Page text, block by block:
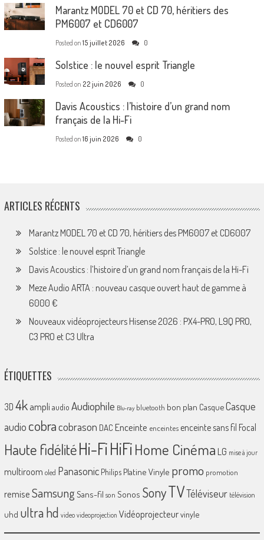
Marantz MODEL 70 et CD 70, héritiers des
PM6007 et CD6007
Posted on 15 juillet 2026 0
Solstice : le nouvel esprit Triangle
Posted on 22 juin 2026 0
Davis Acoustics : l’histoire d’un grand nom
français de la Hi-Fi
Posted on 16 juin 2026 0
ARTICLES RÉCENTS
Marantz MODEL 70 et CD 70, héritiers des PM6007 et CD6007
Solstice : le nouvel esprit Triangle
Davis Acoustics : l’histoire d’un grand nom français de la Hi-Fi
Meze Audio ARTA : nouveau casque ouvert haut de gamme à
6000 €
Nouveaux vidéoprojecteurs Hisense 2026 : PX4-PRO, L9Q PRO,
C3 PRO et C3 Ultra
ÉTIQUETTES
3D 4k ampliaudio Audiophile Blu-ray bluetooth bon plan CasqueCasque
audio cobracobrason DAC Enceinte enceintes enceinte sans fil Focal
Haute fidélitéHi-FiHiFiHome Cinéma LG mise à jour
multiroom oled Panasonic Philips Platine Vinyle promo promotion
remiseSamsungSans-fil son Sonos SonyTVTéléviseur télévision
uhd ultra hd video videoprojection Vidéoprojecteurvinyle